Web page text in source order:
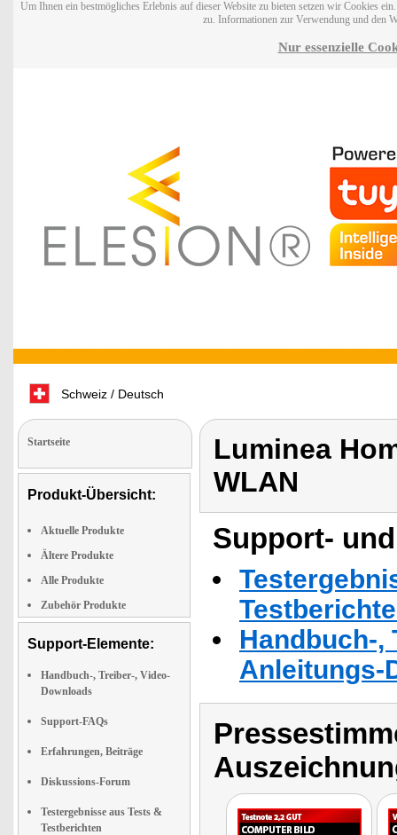
Um Ihnen ein bestmögliches Erlebnis auf dieser Website zu bieten setzen wir Cookies
zu. Informationen zur Verwendung und den
Nur essenzielle
Schweiz / Deutsch
Startseite
Produkt-Übersicht:
Aktuelle Produkte
Ältere Produkte
Alle Produkte
Zubehör Produkte
Support-Elemente:
Handbuch-, Treiber-, Video-
Downloads
Support-FAQs
Erfahrungen, Beiträge
Diskussions-Forum
Testergebnisse aus Tests &
Testberichten
Luminea
WLAN
Support-
Handbuch-,
Anleitungs-